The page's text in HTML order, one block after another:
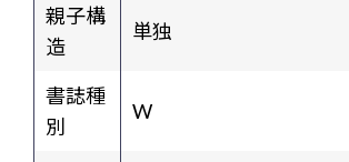
親子構
造
単独
書誌種
別
W